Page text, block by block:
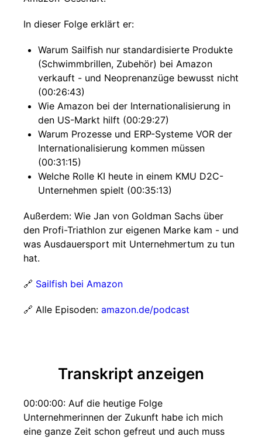
In dieser Folge erklärt er:
Warum Sailfish nur standardisierte Produkte
(Schwimmbrillen, Zubehör) bei Amazon
verkauft - und Neoprenanzüge bewusst nicht
(00:26:43)
Wie Amazon bei der Internationalisierung in
den US-Markt hilft (00:29:27)
Warum Prozesse und ERP-Systeme VOR der
Internationalisierung kommen müssen
(00:31:15)
Welche Rolle KI heute in einem KMU D2C-
Unternehmen spielt (00:35:13)
Außerdem: Wie Jan von Goldman Sachs über
den Profi-Triathlon zur eigenen Marke kam - und
was Ausdauersport mit Unternehmertum zu tun
hat.
🔗 Sailfish bei Amazon
🔗 Alle Episoden: amazon.de/podcast
Transkript anzeigen
00:00:00: Auf die heutige Folge
Unternehmerinnen der Zukunft habe ich mich
eine ganze Zeit schon gefreut und auch muss